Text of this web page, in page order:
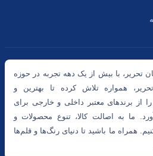
تحریر، با بیش از یک دهه تجربه در حوزه
همواره تلاش کرده تا بهترین و
از برندهای معتبر داخلی و خارجی برای
ما به اصالت کالا، تنوع محصولات و
همراه ما باشید تا دنیای رنگ‌ها و قلم‌ها